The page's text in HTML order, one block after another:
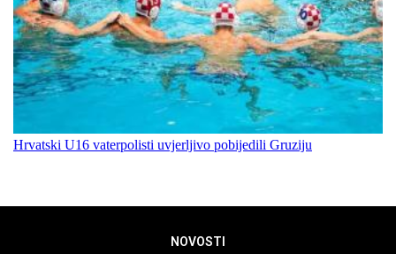
Hrvatski U16 vaterpolisti uvjerljivo pobijedili Gruziju
NOVOSTI